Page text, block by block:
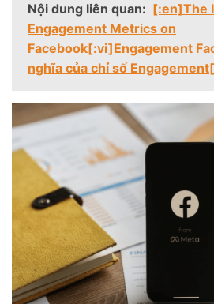
Nội dung liên quan: [:en]The
Engagement Metrics on
Facebook[:vi]Engagement
nghĩa của chỉ số